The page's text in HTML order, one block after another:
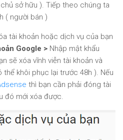
sở hữu ). Tiếp theo chúng ta
( người bán )
tài khoản hoặc dịch vụ của bạn
Google > Nhập mật khẩu
sẽ xóa vĩnh viễn tài khoản và
khôi phục lại trước 48h ). Nếu
thì bạn cần phải đóng tài
đó mới xóa được.